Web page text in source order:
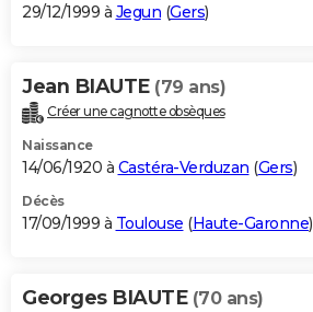
29/12/1999 à Jegun (Gers)
Jean BIAUTE (79 ans)
Créer une cagnotte obsèques
Naissance
14/06/1920 à Castéra-Verduzan (Gers)
Décès
17/09/1999 à Toulouse (Haute-Garonne)
Georges BIAUTE (70 ans)